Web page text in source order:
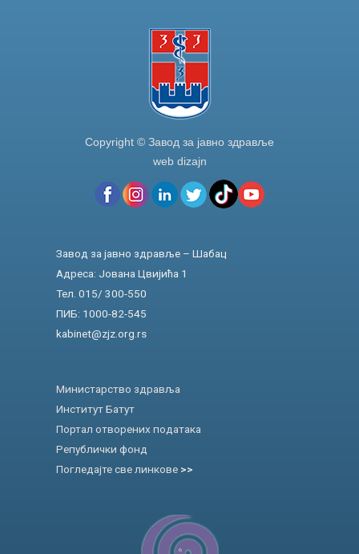
Copyright © Завод за јавно здравље
web dizajn
Завод за јавно здравље – Шабац
Адреса: Јована Цвијића 1
Тел. 015/ 300-550
ПИБ: 1000-82-545
kabinet@zjz.org.rs
Министарство здравља
Институт Батут
Портал отворених података
Републички фонд
Погледајте све линкове >>